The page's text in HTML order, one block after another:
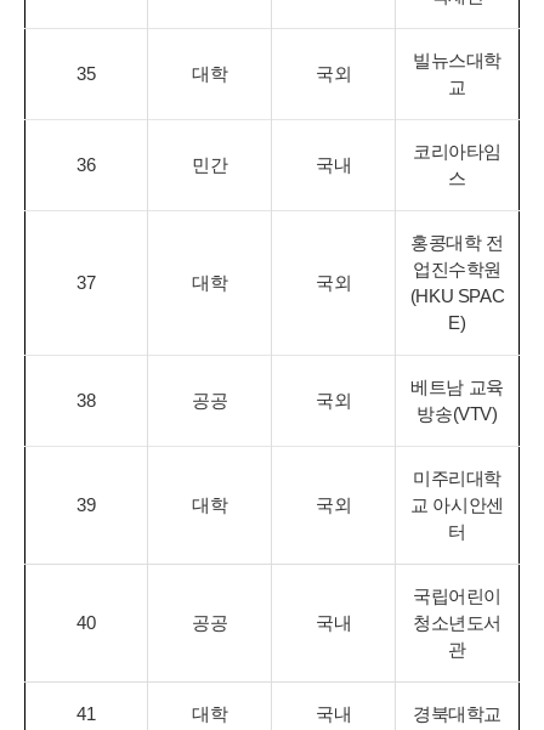
35 대학 국외
빌뉴스대학
교
36 민간 국내
코리아타임
스
37 대학 국외
홍콩대학 전
업진수학원
(HKU SPAC
E)
38 공공 국외
베트남 교육
방송(VTV)
39 대학 국외
미주리대학
교 아시안센
터
40 공공 국내
국립어린이
청소년도서
관
41 대학 국내 경북대학교